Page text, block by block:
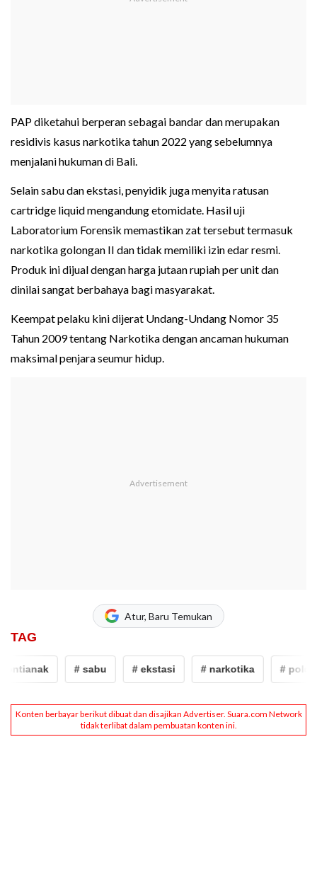
PAP diketahui berperan sebagai bandar dan merupakan
residivis kasus narkotika tahun 2022 yang sebelumnya
menjalani hukuman di Bali.
Selain sabu dan ekstasi, penyidik juga menyita ratusan
cartridge liquid mengandung etomidate. Hasil uji
Laboratorium Forensik memastikan zat tersebut termasuk
narkotika golongan II dan tidak memiliki izin edar resmi.
Produk ini dijual dengan harga jutaan rupiah per unit dan
dinilai sangat berbahaya bagi masyarakat.
Keempat pelaku kini dijerat Undang-Undang Nomor 35
Tahun 2009 tentang Narkotika dengan ancaman hukuman
maksimal penjara seumur hidup.
Atur, Baru Temukan
TAG
# sabu # ekstasi # narkotika # polda